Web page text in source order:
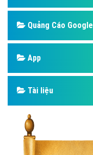
Quảng Cáo Google
App
Tài liệu